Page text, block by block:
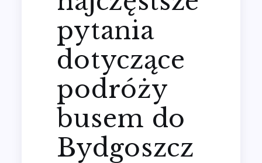
pytania
dotyczące
podróży
busem do
Bydgoszcz